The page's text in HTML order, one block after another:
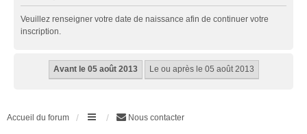
Veuillez renseigner votre date de naissance afin de continuer votre
inscription.
Accueil du forum Nous contacter